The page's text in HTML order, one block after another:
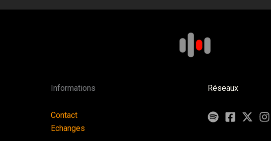
Informations
Contact
Echanges
Réseaux